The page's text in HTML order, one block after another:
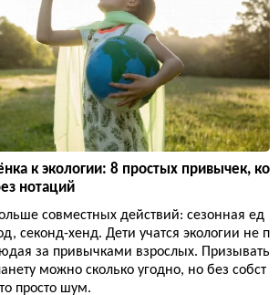
к экологии: 8 простых привычек, ко
нотаций
совместных действий: сезонная ед
секонд-хенд. Дети учатся экологии не п
за привычками взрослых. Призывать
можно сколько угодно, но без собст
просто шум.